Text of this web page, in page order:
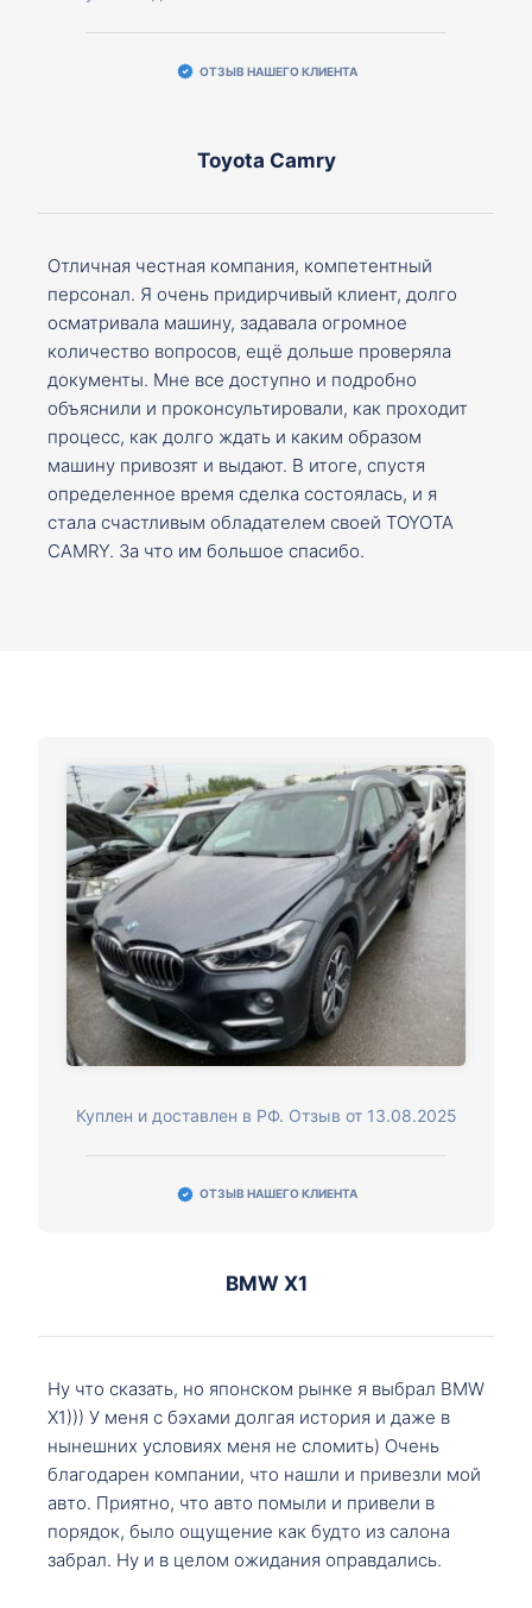
ОТЗЫВ НАШЕГО КЛИЕНТА
Toyota Camry
Отличная честная компания, компетентный
персонал. Я очень придирчивый клиент, долго
осматривала машину, задавала огромное
количество вопросов, ещё дольше проверяла
документы. Мне все доступно и подробно
объяснили и проконсультировали, как проходит
процесс, как долго ждать и каким образом
машину привозят и выдают. В итоге, спустя
определенное время сделка состоялась, и я
стала счастливым обладателем своей TOYOTA
CAMRY. За что им большое спасибо.
Куплен и доставлен в РФ. Отзыв от 13.08.2025
ОТЗЫВ НАШЕГО КЛИЕНТА
BMW X1
Ну что сказать, но японском рынке я выбрал BMW
X1))) У меня с бэхами долгая история и даже в
нынешних условиях меня не сломить) Очень
благодарен компании, что нашли и привезли мой
авто. Приятно, что авто помыли и привели в
порядок, было ощущение как будто из салона
забрал. Ну и в целом ожидания оправдались.